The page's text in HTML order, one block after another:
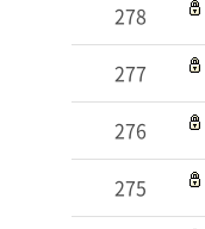
278
277
276
275